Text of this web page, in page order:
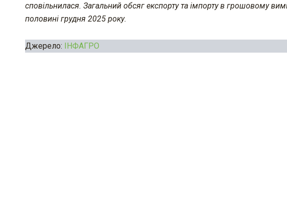
сповільнилася. Загальний обсяг експорту та імпорту в грошовому
половині грудня 2025 року.
Джерело: ІНФАГРО